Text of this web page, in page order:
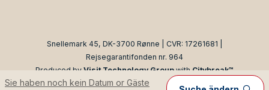
Sie haben noch kein Datum or Gäste
Snellemark 45, DK-3700 Rønne | CVR: 17261681 |
Rejsegarantifonden nr. 964
Produced by Visit Technology Group with Citybreak™
Information & Reservation System